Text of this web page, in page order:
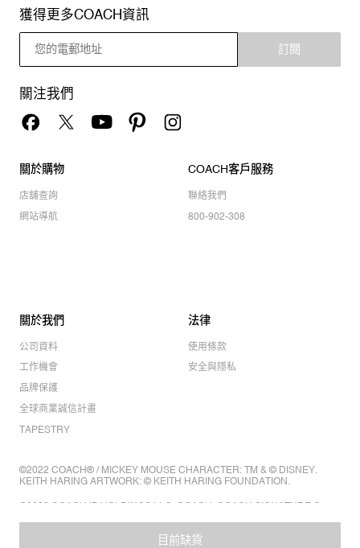
目前缺貨
獲得更多COACH資訊
訂閱
關注我們
關於購物
店舖查詢
網站導航
COACH客戶服務
聯絡我們
800-902-308
關於我們
公司資料
工作機會
品牌保護
全球商業誠信計畫
TAPESTRY
法律
使用條款
安全與隱私
©2022 COACH® / MICKEY MOUSE CHARACTER: TM & © DISNEY.
KEITH HARING ARTWORK: © KEITH HARING FOUNDATION.
©2022 COACH IP HOLDINGS LLC. COACH, COACH SIGNATURE C